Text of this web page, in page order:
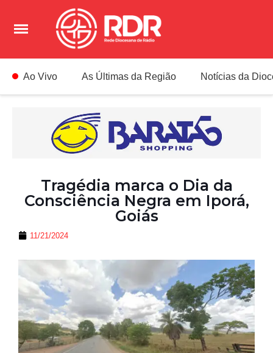
Ao Vivo As Últimas da Região Notícias da
Tragédia marca o Dia da
Consciência Negra em Iporá,
Goiás
11/21/2024